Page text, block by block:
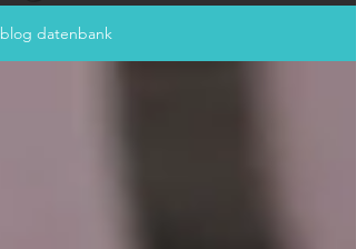
blog datenbank